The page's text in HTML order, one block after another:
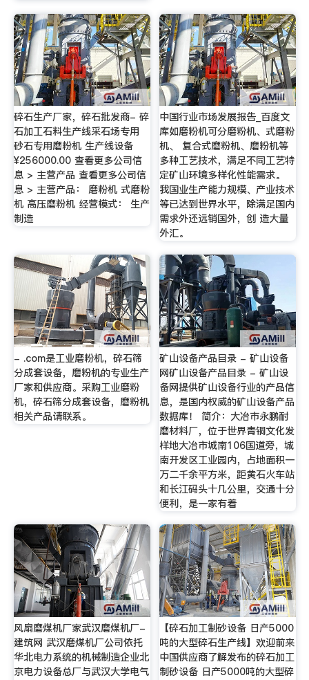
碎石生产厂家，碎石批发商- 碎
石加工石料生产线采石场专用
砂石专用磨粉机 生产线设备
¥256000.00 查看更多公司信
息 > 主营产品 查看更多公司信
息 > 主营产品： 磨粉机 式磨粉
机 高压磨粉机 经营模式： 生产
制造
中国行业市场发展报告_百度文
库如磨粉机可分磨粉机、式磨粉
机、 复合式磨粉机、磨粉机等
多种工艺技术，满足不同工艺特
定矿山环境多样化性能需求。
我国业生产能力规模、产业技术
等已达到世界水平，除满足国内
需求外还远销国外，创 造大量
外汇。
- .com是工业磨粉机，碎石筛
分成套设备，磨粉机的专业生产
厂家和供应商。采购工业磨粉
机，碎石筛分成套设备，磨粉机
相关产品请联系。
矿山设备产品目录 - 矿山设备
网矿山设备产品目录 - 矿山设
备网提供矿山设备行业的产品信
息，是国内权威的矿山设备产品
数据库！ 简介：大冶市永鹏耐
磨材料厂，位于世界青铜文化发
样地大冶市城南106国道旁，城
南开发区工业园内，占地面积一
万二千余平方米，距黄石火车站
和长江码头十几公里，交通十分
便利，是一家有着
风扇磨煤机厂家武汉磨煤机厂-
建筑网 武汉磨煤机厂公司依托
华北电力系统的机械制造企业北
京电力设备总厂与武汉大学电气
【碎石加工制砂设备 日产5000
吨的大型碎石生产线】欢迎前来
中国供应商了解发布的碎石加工
制砂设备 日产5000吨的大型碎